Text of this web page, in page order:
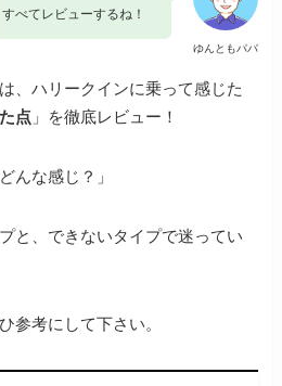
ゆんともパパ
すべてレビューするね！
、ハリークインに乗って感じた
点 」を徹底レビュー！
んな感じ？」
と、できないタイプで迷ってい
参考にして下さい。